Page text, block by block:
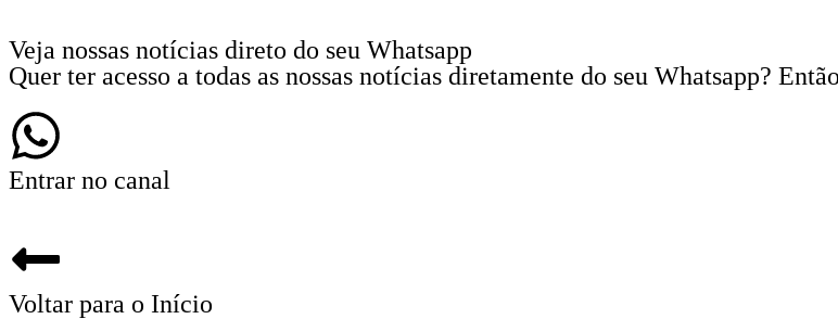
Veja nossas notícias direto do seu Whatsapp
Quer ter acesso a todas as nossas notícias diretamente do seu Whatsapp?
Entrar no canal
Voltar para o Início